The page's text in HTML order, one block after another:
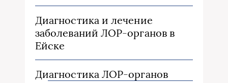
Диагностика и лечение
заболеваний ЛОР-органов в
Ейске
Диагностика ЛОР-органов